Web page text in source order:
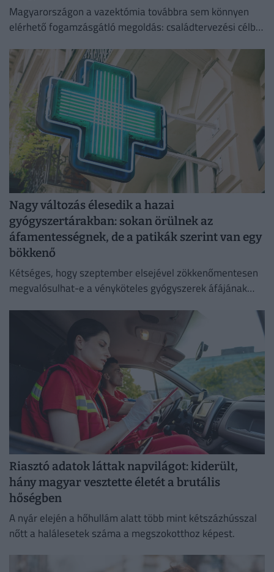
Magyarországon a vazektómia továbbra sem könnyen
elérhető fogamzásgátló megoldás: családtervezési célból
Nagy változás élesedik a hazai
gyógyszertárakban: sokan örülnek az
áfamentességnek, de a patikák szerint van egy
bökkenő
Kétséges, hogy szeptember elsejével zökkenőmentesen
megvalósulhat-e a vényköteles gyógyszerek áfájának
Riasztó adatok láttak napvilágot: kiderült,
hány magyar vesztette életét a brutális
hőségben
A nyár elején a hőhullám alatt több mint kétszázhússzal
nőtt a halálesetek száma a megszokotthoz képest.